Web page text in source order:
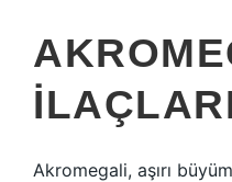
Akromegali, aşırı